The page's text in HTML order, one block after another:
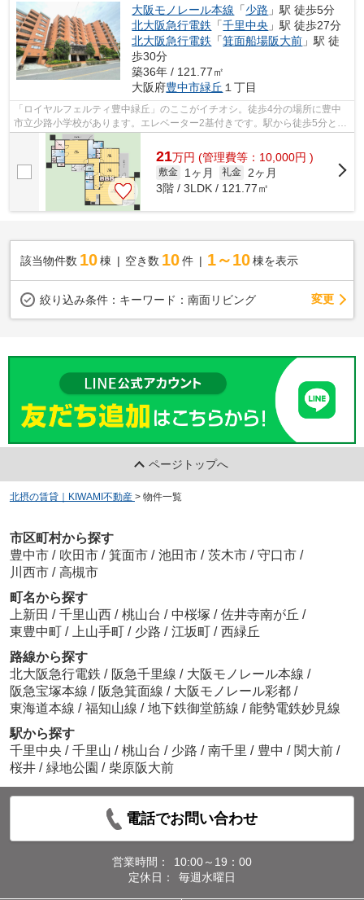
大阪モノレール本線 「少路 」駅 徒歩5分
北大阪急行電鉄 「千里中央 」駅 徒歩27分
北大阪急行電鉄 「箕面船場阪大前 」駅 徒
歩30分
築36年 / 121.77㎡
大阪府豊中市緑丘 １丁目
「ロイヤルフェルティ豊中緑丘」のここがイチオシ。徒歩4分の場所に豊中
市立少路小学校があります。エレベーター2基付きです。駅から徒歩5分とい
うアクセス良好な駅近物件はいかがです...
21万円 (管理費等：10,000円 )
敷金 1ヶ月 礼金
2ヶ月
3階 / 3LDK / 121.77㎡
該当物件数 10棟 空き数 10 件 1～10 棟を表示
絞り込み条件： キーワード：南面リビング 変更
ページトップへ
北摂の賃貸｜KIWAMI不動産 > 物件一覧
市区町村から探す
豊中市 / 吹田市 / 箕面市 / 池田市 / 茨木市 / 守口市 /
川西市 / 高槻市
町名から探す
上新田 / 千里山西 / 桃山台 / 中桜塚 / 佐井寺南が丘 /
東豊中町 / 上山手町 / 少路 / 江坂町 / 西緑丘
路線から探す
北大阪急行電鉄 / 阪急千里線 / 大阪モノレール本線 /
阪急宝塚本線 / 阪急箕面線 / 大阪モノレール彩都 /
東海道本線 / 福知山線 / 地下鉄御堂筋線 / 能勢電鉄妙見線
駅から探す
千里中央 / 千里山 / 桃山台 / 少路 / 南千里 / 豊中 / 関大前 /
桜井 / 緑地公園 / 柴原阪大前
電話でお問い合わせ
営業時間：
10:00～19：00
定休日：
毎週水曜日